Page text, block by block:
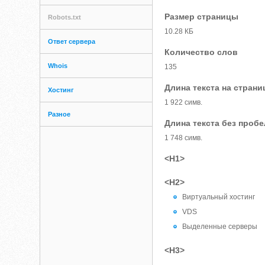
Robots.txt
Ответ сервера
Whois
Хостинг
Разное
Размер страницы
10.28 КБ
Количество слов
135
Длина текста на
1 922 симв.
Длина текста без
1 748 симв.
<H1>
<H2>
Виртуальный хостинг
VDS
Выделенные серверы
<H3>